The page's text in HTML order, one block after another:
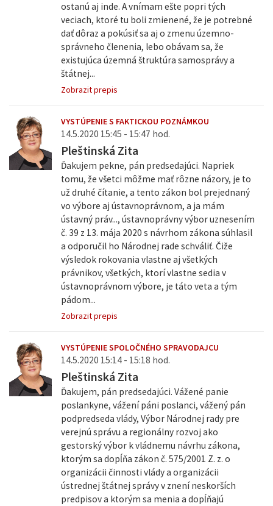
ostanú aj inde. A vnímam ešte popri tých
veciach, ktoré tu boli zmienené, že je potrebné
dať dôraz a pokúsiť sa aj o zmenu územno-
správneho členenia, lebo obávam sa, že
existujúca územná štruktúra samosprávy a
štátnej...
Zobrazit prepis
VYSTÚPENIE S FAKTICKOU POZNÁMKOU
14.5.2020 15:45 - 15:47 hod.
Pleštinská Zita
Ďakujem pekne, pán predsedajúci. Napriek
tomu, že všetci môžme mať rôzne názory, je to
už druhé čítanie, a tento zákon bol prejednaný
vo výbore aj ústavnoprávnom, a ja mám
ústavný práv..., ústavnoprávny výbor uznesením
č. 39 z 13. mája 2020 s návrhom zákona súhlasil
a odporučil ho Národnej rade schváliť. Čiže
výsledok rokovania vlastne aj všetkých
právnikov, všetkých, ktorí vlastne sedia v
ústavnoprávnom výbore, je táto veta a tým
pádom...
Zobrazit prepis
VYSTÚPENIE SPOLOČNÉHO SPRAVODAJCU
14.5.2020 15:14 - 15:18 hod.
Pleštinská Zita
Ďakujem, pán predsedajúci. Vážené panie
poslankyne, vážení páni poslanci, vážený pán
podpredseda vlády, Výbor Národnej rady pre
verejnú správu a regionálny rozvoj ako
gestorský výbor k vládnemu návrhu zákona,
ktorým sa dopĺňa zákon č. 575/2001 Z. z. o
organizácii činnosti vlády a organizácii
ústrednej štátnej správy v znení neskorších
predpisov a ktorým sa menia a dopĺňajú